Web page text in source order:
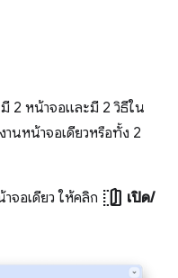
2 หน้าจอและมี 2 วิธีใน
านหน้าจอเดียวหรือทั้ง 2
จอเดียว ให้คลิก devices_fold เปิด/